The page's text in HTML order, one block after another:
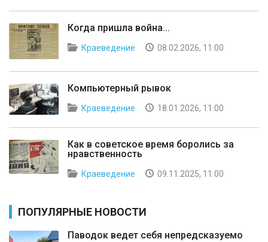
Когда пришла война...
Краеведение 08.02.2026, 11:00
Компьютерный рывок
Краеведение 18.01.2026, 11:00
Как в советское время боролись за
нравственность
Краеведение 09.11.2025, 11:00
ПОПУЛЯРНЫЕ НОВОСТИ
Паводок ведет себя непредсказуемо